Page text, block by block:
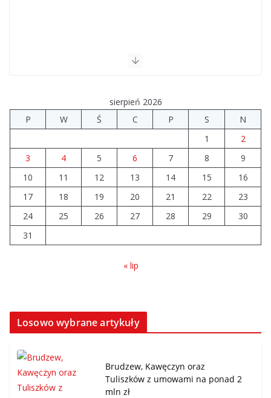
sierpień 2026
P
W Ś C P S
N
1
2
3
4 5 6 7 8
9
10
11 12 13 14 15
16
17
18 19 20 21 22
23
24
25 26 27 28 29
30
31
« lip
Losowo wybrane artykuły
Brudzew, Kawęczyn oraz
Tuliszków z umowami na ponad 2
mln zł